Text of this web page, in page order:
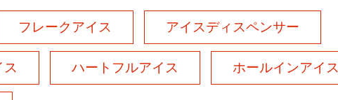
フレークアイス アイスディスペンサー
ス ハートフルアイス ホールインアイス